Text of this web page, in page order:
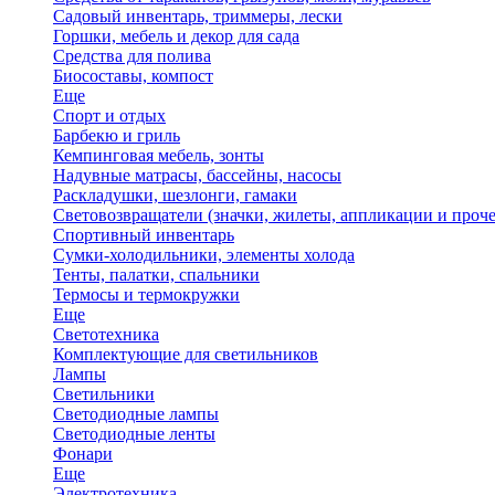
Садовый инвентарь, триммеры, лески
Горшки, мебель и декор для сада
Средства для полива
Биосоставы, компост
Еще
Спорт и отдых
Барбекю и гриль
Кемпинговая мебель, зонты
Надувные матрасы, бассейны, насосы
Раскладушки, шезлонги, гамаки
Световозвращатели (значки, жилеты, аппликации и
Спортивный инвентарь
Сумки-холодильники, элементы холода
Тенты, палатки, спальники
Термосы и термокружки
Еще
Светотехника
Комплектующие для светильников
Лампы
Светильники
Светодиодные лампы
Светодиодные ленты
Фонари
Еще